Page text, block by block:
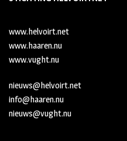
www.helvoirt.net
www.haaren.nu
www.vught.nu
nieuws@helvoirt.net
info@haaren.nu
nieuws@vught.nu